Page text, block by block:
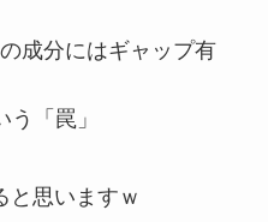
成分にはギャップ有
「罠」
と思いますｗ